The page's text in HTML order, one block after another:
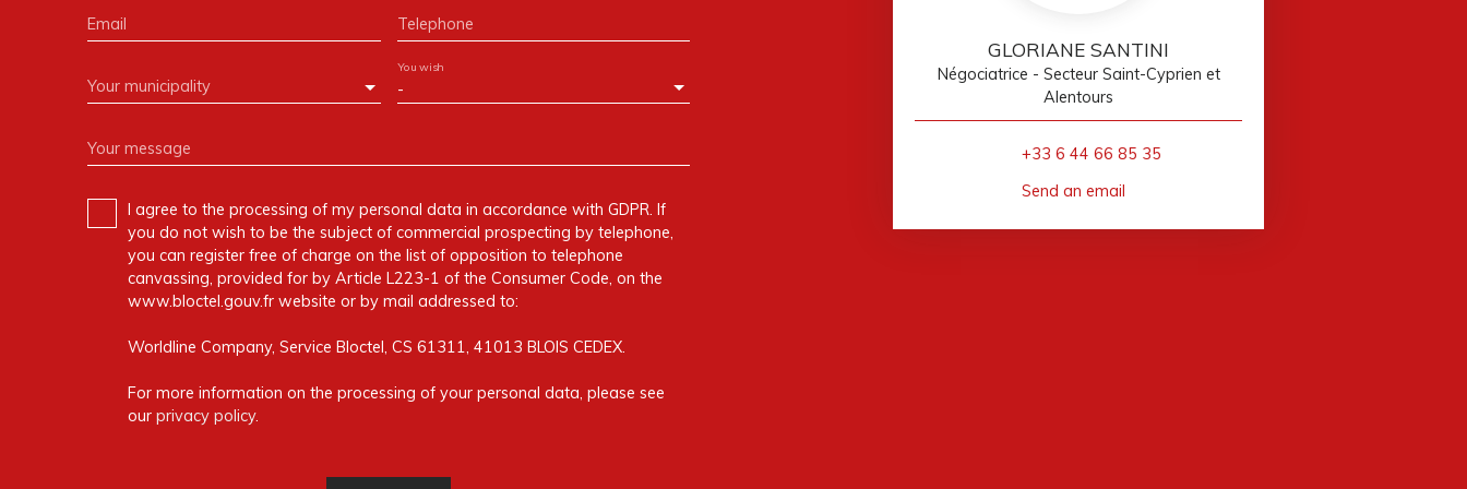
Email Telephone
Your municipality -
You wish
Your message
I agree to the processing of my personal data in accordance with GDPR. If
you do not wish to be the subject of commercial prospecting by telephone,
you can register free of charge on the list of opposition to telephone
canvassing, provided for by Article L223-1 of the Consumer Code, on the
www.bloctel.gouv.fr website or by mail addressed to:
Worldline Company, Service Bloctel, CS 61311, 41013 BLOIS CEDEX.
For more information on the processing of your personal data, please see
our privacy policy.
GLORIANE SANTINI
Négociatrice - Secteur Saint-Cyprien et
Alentours
+33 6 44 66 85 35
Send an email